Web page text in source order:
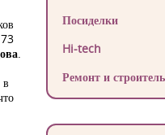
.
в
Посиделки
Hi-tech
Ремонт и